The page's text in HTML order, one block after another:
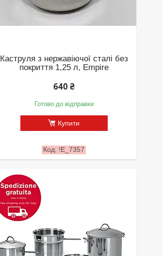
Каструля з нержавіючої сталі без
покриття 1,25 л, Empire
640 ₴
Готово до відправки
Купити
!Е_7357